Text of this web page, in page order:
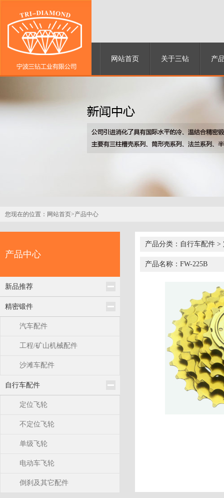
网站首页 关于三钻 产
您现在的位置： 网站首页>产品中心
产品中心
新品推荐
精密锻件
汽车配件
工程/矿山机械配件
沙滩车配件
自行车配件
定位飞轮
不定位飞轮
单级飞轮
电动车飞轮
倒刹及其它配件
产品分类：自行车配件 >
产品名称：FW-225B